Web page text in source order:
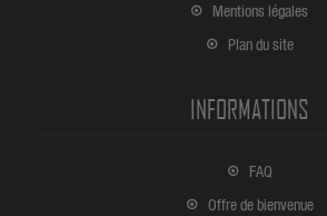
Mentions légales
Plan du site
INFORMATIONS
FAQ
Offre de bienvenue